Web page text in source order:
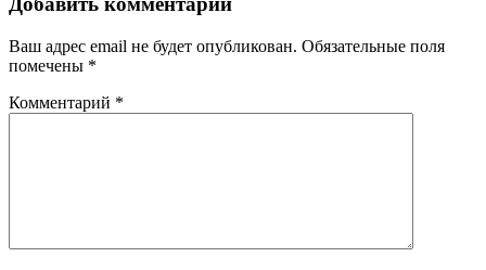
Ваш адрес email не будет опубликован. Обязательные поля
помечены *
Комментарий *